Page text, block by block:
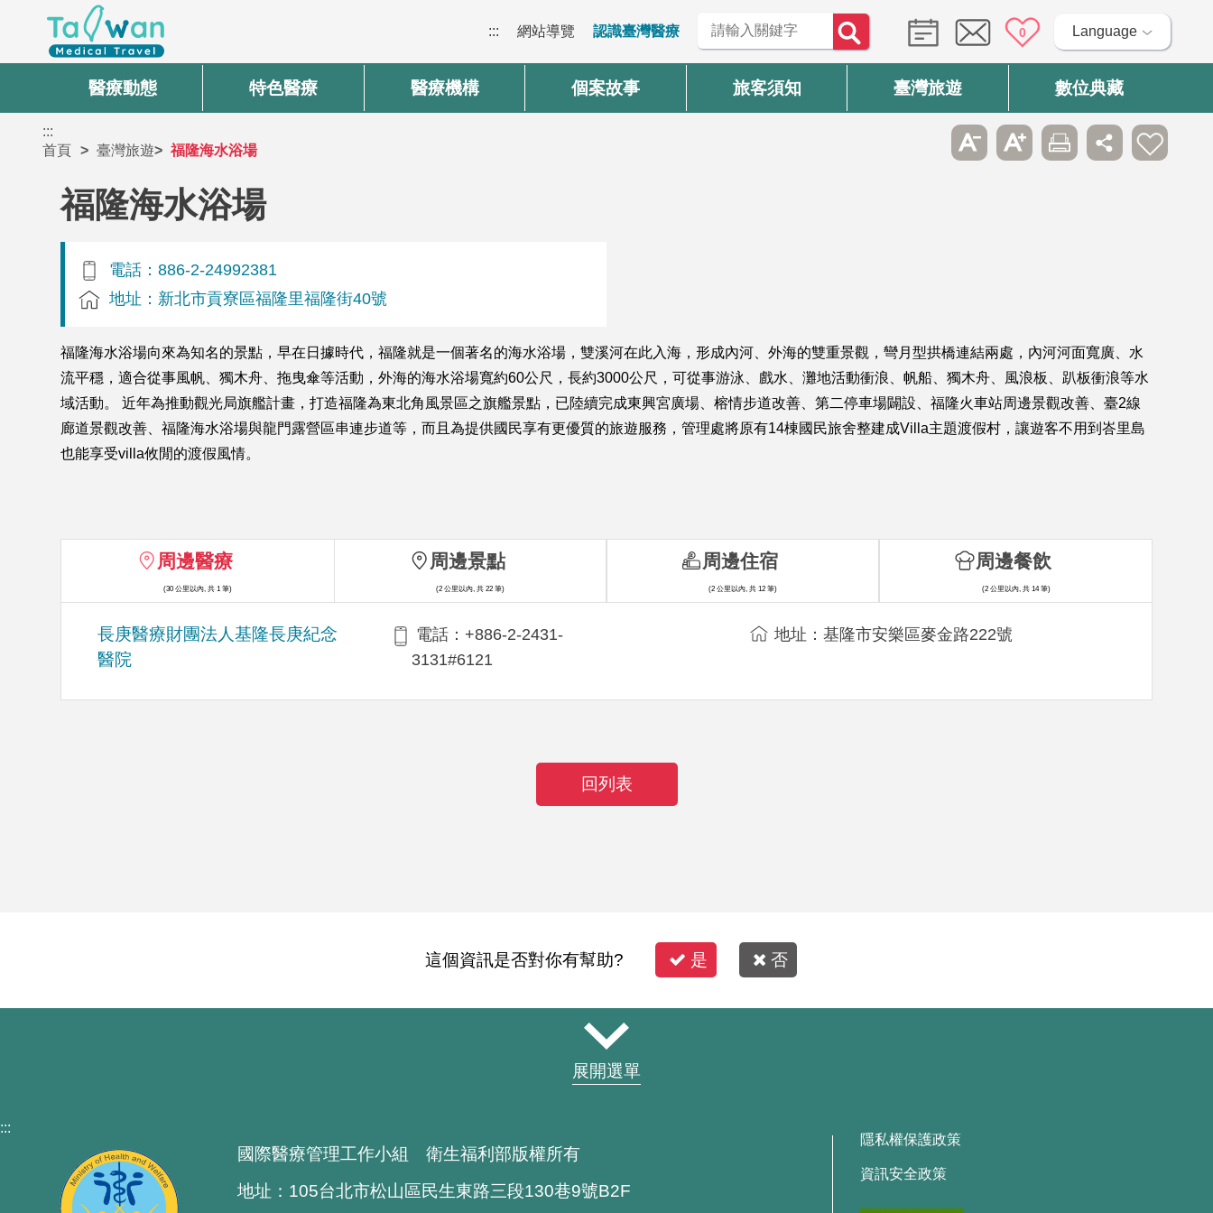
::: 網站導覽 認識臺灣醫療 0 Language
醫療動態 特色醫療 醫療機構 個案故事 旅客須知 臺灣旅遊 數位典藏
:::
首頁
臺灣旅遊 福隆海水浴場
福隆海水浴場
電話：886-2-24992381
地址：新北市貢寮區福隆里福隆街40號
福隆海水浴場向來為知名的景點，早在日據時代，福隆就是一個著名的海水浴場，雙溪河在此入海，形成內河、外海的雙重景觀，彎月型拱橋連結兩處，內河河面寬廣、水
流平穩，適合從事風帆、獨木舟、拖曳傘等活動，外海的海水浴場寬約60公尺，長約3000公尺，可從事游泳、戲水、灘地活動衝浪、帆船、獨木舟、風浪板、趴板衝浪等水
域活動。 近年為推動觀光局旗艦計畫，打造福隆為東北角風景區之旗艦景點，已陸續完成東興宮廣場、榕情步道改善、第二停車場闢設、福隆火車站周邊景觀改善、臺2線
廊道景觀改善、福隆海水浴場與龍門露營區串連步道等，而且為提供國民享有更優質的旅遊服務，管理處將原有14棟國民旅舍整建成Villa主題渡假村，讓遊客不用到峇里島
也能享受villa攸閒的渡假風情。
周邊醫療
(30 公里以內, 共 1 筆)
長庚醫療財團法人基隆長庚紀念
醫院
電話：+886-2-2431-
3131#6121
地址：基隆市安樂區麥金路222號
周邊景點
(2 公里以內, 共 22 筆)
周邊住宿
(2 公里以內, 共 12 筆)
周邊餐飲
(2 公里以內, 共 14 筆)
回列表
這個資訊是否對你有幫助? 是 否
展開選單
:::
國際醫療管理工作小組 衛生福利部版權所有
地址：105台北市松山區民生東路三段130巷9號B2F
隱私權保護政策
資訊安全政策